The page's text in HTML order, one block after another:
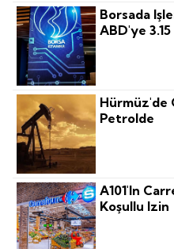
Borsada
ABD'ye
Hürmüz'de
Petrolde
A101'in
Koşullu Izin